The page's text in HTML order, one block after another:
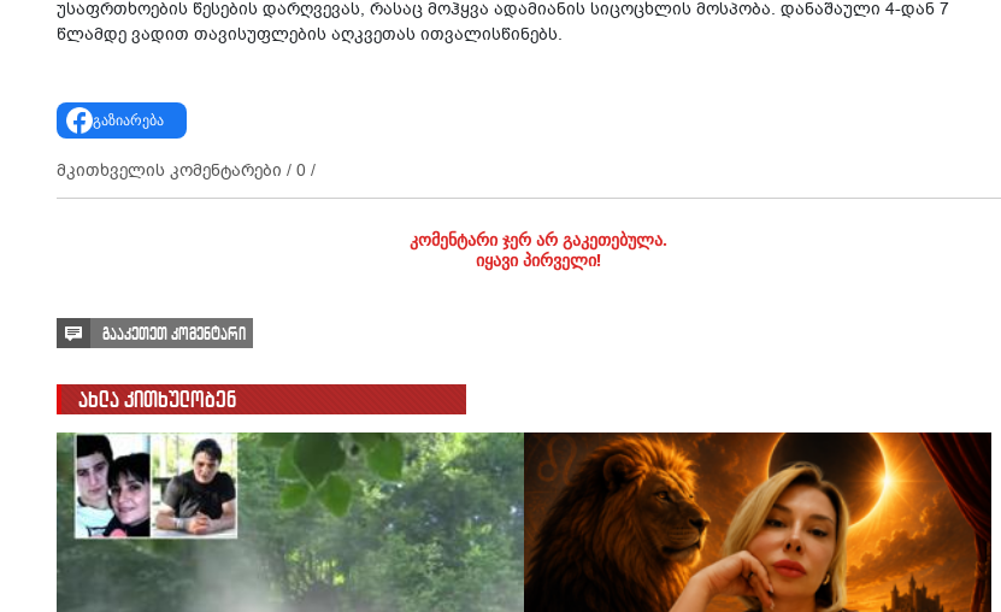
უსაფრთხოების წესების დარღვევას, რასაც მოჰყვა ადამიანის სიცოცხლის მოსპობა. დანაშაული 4-დან 7
წლამდე ვადით თავისუფლების აღკვეთას ითვალისწინებს.
გაზიარება
მკითხველის კომენტარები / 0 /
კომენტარი ჯერ არ გაკეთებულა.
იყავი პირველი!
გააკეთეთ კომენტარი
ახლა კითხულობენ